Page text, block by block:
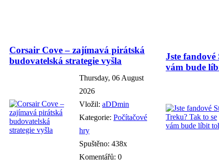
Corsair Cove – zajímavá pirátská
budovatelská strategie vyšla
Thursday, 06 August
2026
Vložil: aDDmin
Kategorie: Počítačové
hry
Spuštěno: 438x
Komentářů: 0
Jste
vám bude